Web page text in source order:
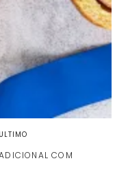
ULTIMO
COM